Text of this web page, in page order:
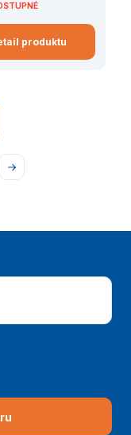
produktu
Na